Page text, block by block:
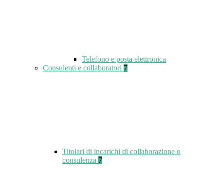
Telefono e posta elettronica
Consulenti e collaboratori 7
Titolari di incarichi di collaborazione o
consulenza 7